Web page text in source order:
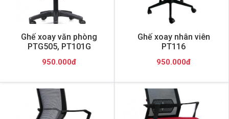
Ghế xoay văn phòng
PTG505, PT101G
950.000đ
Ghế xoay nhân viên
PT116
950.000đ